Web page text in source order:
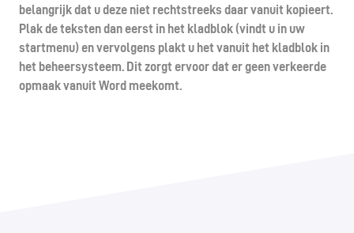
belangrijk dat u deze niet rechtstreeks daar vanuit kopieert.
Plak de teksten dan eerst in het kladblok (vindt u in uw
startmenu) en vervolgens plakt u het vanuit het kladblok in
het beheersysteem. Dit zorgt ervoor dat er geen verkeerde
opmaak vanuit Word meekomt.